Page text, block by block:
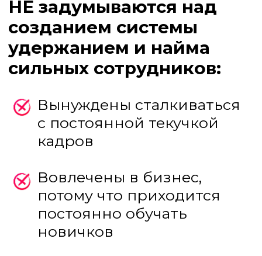
Имеют привлекательную
репутацию работодателя
проблемы кадрового
кризиса
Осознают появление
нового формата
сотрудников и смену
поколений
руками команды, а не
"затыкают дыры"
Темы, которые мы